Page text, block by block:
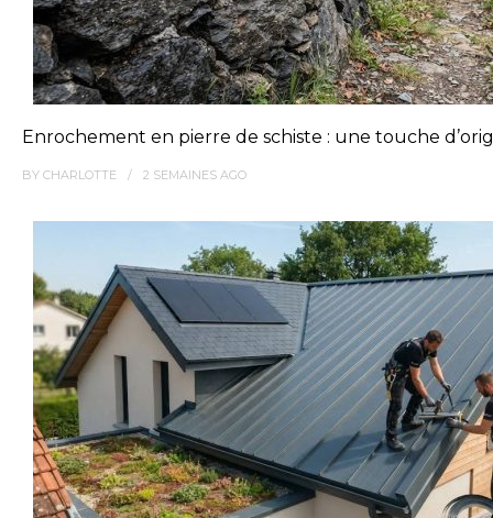
Enrochement en pierre de schiste : une touche
BY CHARLOTTE 2 SEMAINES AGO